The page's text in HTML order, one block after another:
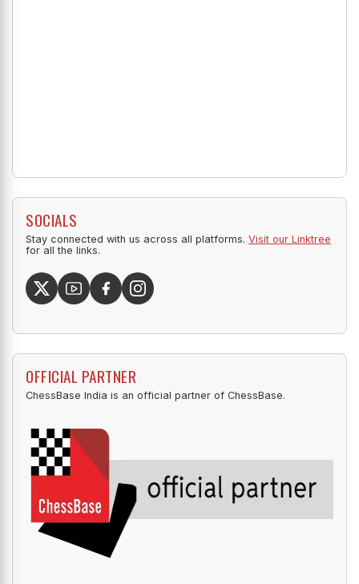
SOCIALS
Stay connected with us across all platforms. Visit our Linktree
for all the links.
OFFICIAL PARTNER
ChessBase India is an official partner of ChessBase.